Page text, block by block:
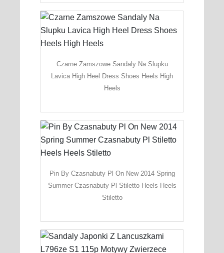
Czarne Zamszowe Sandaly Na Slupku
Lavica High Heel Dress Shoes Heels High
Heels
Pin By Czasnabuty Pl On New 2014 Spring
Summer Czasnabuty Pl Stiletto Heels Heels
Stiletto